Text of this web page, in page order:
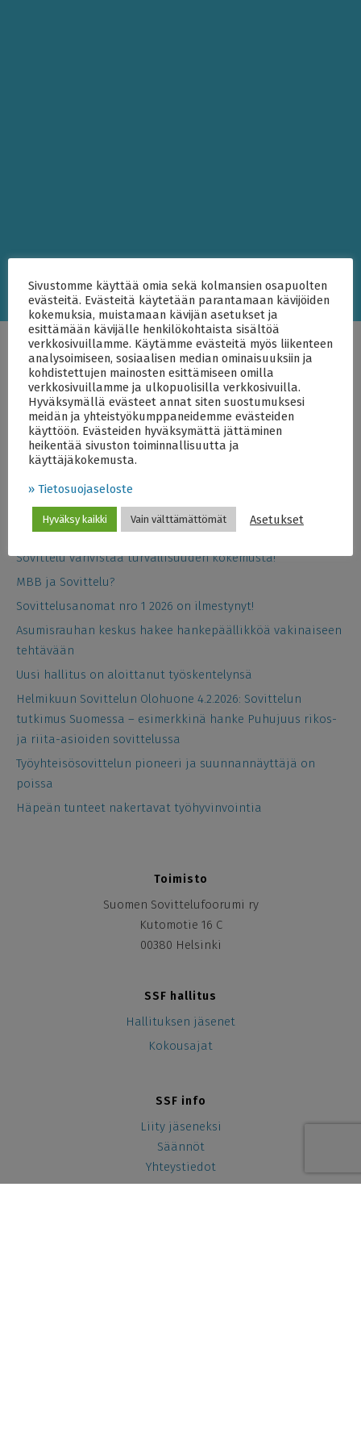
Synnöve Karvinen-Niinikoski
Viimeisimmät artikkelit
Asumisrauhan keskuksen (ASK) uudeksi päälliköksi valittu
Miriam Attias
Katosiko empatia verkkoon?
Sovittelu vahvistaa turvallisuuden kokemusta!
MBB ja Sovittelu?
Sovittelusanomat nro 1 2026 on ilmestynyt!
Asumisrauhan keskus hakee hankepäällikköä vakinaiseen
tehtävään
Uusi hallitus on aloittanut työskentelynsä
Helmikuun Sovittelun Olohuone 4.2.2026: Sovittelun
tutkimus Suomessa – esimerkkinä hanke Puhujuus rikos-
ja riita-asioiden sovittelussa
Työyhteisösovittelun pioneeri ja suunnannäyttäjä on
poissa
Häpeän tunteet nakertavat työhyvinvointia
Toimisto
Suomen Sovittelufoorumi ry
Kutomotie 16 C
00380 Helsinki
SSF hallitus
Hallituksen jäsenet
Kokousajat
SSF info
Liity jäseneksi
Säännöt
Yhteystiedot
Sivustomme käyttää omia sekä kolmansien osapuolten
evästeitä. Evästeitä käytetään parantamaan kävijöiden
kokemuksia, muistamaan kävijän asetukset ja
esittämään kävijälle henkilökohtaista sisältöä
verkkosivuillamme. Käytämme evästeitä myös liikenteen
analysoimiseen, sosiaalisen median ominaisuuksiin ja
kohdistettujen mainosten esittämiseen omilla
verkkosivuillamme ja ulkopuolisilla verkkosivuilla.
Hyväksymällä evästeet annat siten suostumuksesi
meidän ja yhteistyökumppaneidemme evästeiden
käyttöön. Evästeiden hyväksymättä jättäminen
heikentää sivuston toiminnallisuutta ja
käyttäjäkokemusta.
» Tietosuojaseloste
Hyväksy kaikki Vain välttämättömät Asetukset